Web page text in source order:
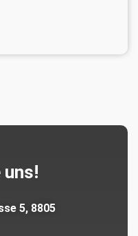
uns!
5, 8805